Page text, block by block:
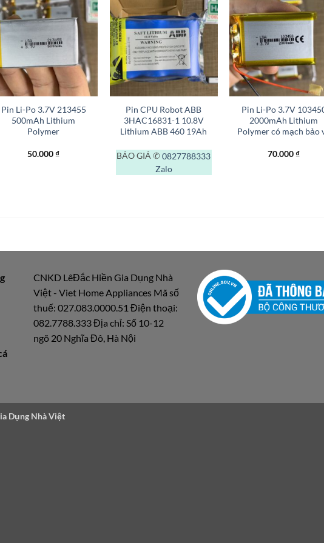
+
Pin Li-Po 3.7V 213455
500mAh Lithium
Polymer
50.000₫
+
Pin CPU Robot ABB
3HAC16831-1 10.8V
Lithium ABB 460 19Ah
BÁO GIÁ ✆0827788333
Zalo
+
Pin Li-Po 3.7V
2000mAh Lithium
Polymer có mạch bảo
70.000₫
CNKD LêĐắc Hiền Gia Dụng Nhà
Việt - Viet Home Appliances Mã số
thuế: 027.083.0000.51 Điện thoại:
082.7788.333 Địa chỉ: Số 10-12
ngõ 20 Nghĩa Đô, Hà Nội
Dụng Nhà Việt